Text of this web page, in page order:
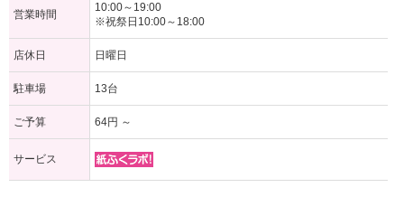
営業時間
10:00～19:00
※祝祭日10:00～18:00
店休日 日曜日
駐車場 13台
ご予算 64円 ～
サービス